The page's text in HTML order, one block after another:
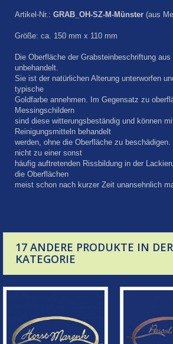
Artikel-Nr.: GRAB_OH-SZ-M-Münster (aus
Größe: ca. 150 mm x 110 mm
Die Oberfläche der Grabsteinbeschriftung
unbehandelt.
Sie ist der natürlichen Alterung unterworfen
typische
Goldfarbe annehmen. Im Gegensatz zu
Messingschildern
sind diese witterungsbeständig und können
Reinigungsmitteln behandelt
werden, ohne die Oberfläche zu
nicht zu einer sonst
häufig auftretenden Rissbildung in der
die Oberflächen
meist schon nach kurzer Zeit unansehnlich
17 ANDERE PRODUKTE IN
KATEGORIE